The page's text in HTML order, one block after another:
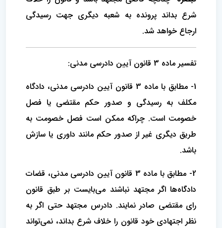
شرع بداند پرونده به شعبه دیگری جهت رسیدگی
ارجاع خواهد شد.
تفسیر ماده 3 قانون آیین دادرسی مدنی:
1- مطابق با ماده 3 قانون آیین دادرسی مدنی، دادگاه
مکلف به رسیدگی و صدور حکم مقتضی یا فصل
خصومت است. چراکه ممکن است فصل خصومت به
طریق دیگری غیر از صدور حکم مانند داوری یا سازش
باشد.
2- مطابق با ماده 3 قانون آیین دادرسی مدنی، قضات
دادگاه‌ها اگر مجتهد نباشند می‌بایست بر طبق قانون
رای مقتضی صادر نمایند. دادرس مجتهد حتی اگر به
نظر اجتهادی خود قانون را خلاف شرع بداند، نمی‌تواند